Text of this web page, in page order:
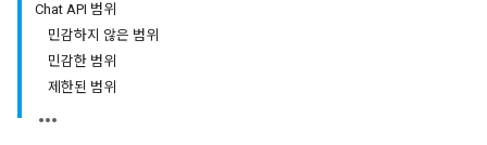
Chat API 범위
민감하지 않은 범위
민감한 범위
제한된 범위